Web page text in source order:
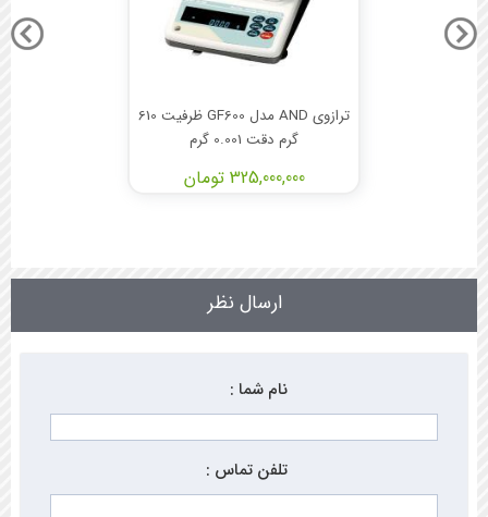
ترازوی AND مدل GF600 ظرفیت 610
گرم دقت 0.001 گرم
325,000,000 تومان
ارسال نظر
نام شما :
تلفن تماس :